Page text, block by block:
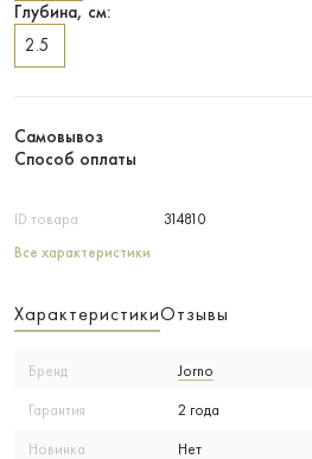
ID товара 314810
Все характеристики
Глубина, см:
2.5
Самовывоз
Способ оплаты
ХарактеристикиОтзывы
Бренд Jorno
Гарантия 2 года
Новинка Нет